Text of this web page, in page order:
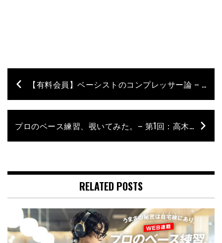
【有料会員】ベーシストのコンプレッサー論 – 第1回：松本駿介（Cö shu Nie）
プロのベース練習、覗いてみた。– 第1回：高木祥太（BREIMEN）× Spark NEO
RELATED POSTS